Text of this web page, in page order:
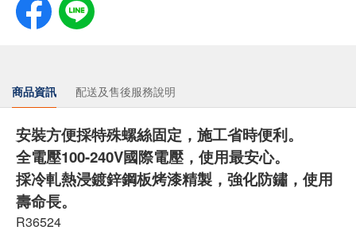
商品資訊 配送及售後服務說明
安裝方便採特殊螺絲固定，施工省時便利。
全電壓100-240V國際電壓，使用最安心。
採冷軋熱浸鍍鋅鋼板烤漆精製，強化防鏽，使用
壽命長。
R36524